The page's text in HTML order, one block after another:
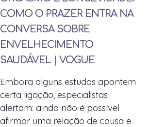
COMO O PRAZER ENTRA NA
CONVERSA SOBRE
ENVELHECIMENTO
SAUDÁVEL | VOGUE
Embora alguns estudos apontem
certa ligação, especialistas
alertam: ainda não é possível
afirmar uma relação de causa e